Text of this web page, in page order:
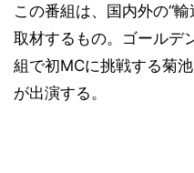
この番組は、国内外の“
取材するもの。ゴールデ
組で初MCに挑戦する菊
が出演する。